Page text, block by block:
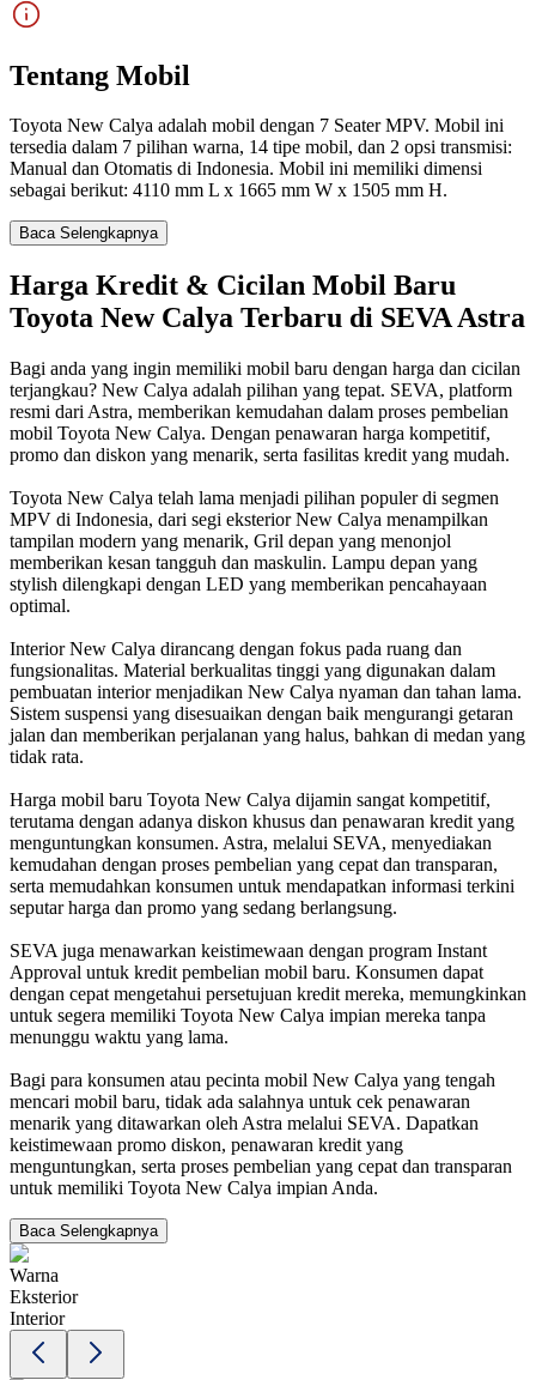
Tentang Mobil
Toyota New Calya adalah mobil dengan 7 Seater MPV. Mobil ini
tersedia dalam 7 pilihan warna, 14 tipe mobil, dan 2 opsi transmisi:
Manual dan Otomatis di Indonesia. Mobil ini memiliki dimensi
sebagai berikut: 4110 mm L x 1665 mm W x 1505 mm H.
Baca Selengkapnya
Harga Kredit & Cicilan Mobil Baru
Toyota New Calya Terbaru di SEVA Astra
Bagi anda yang ingin memiliki mobil baru dengan harga dan cicilan
terjangkau? New Calya adalah pilihan yang tepat. SEVA, platform
resmi dari Astra, memberikan kemudahan dalam proses pembelian
mobil Toyota New Calya. Dengan penawaran harga kompetitif,
promo dan diskon yang menarik, serta fasilitas kredit yang mudah.
Toyota New Calya telah lama menjadi pilihan populer di segmen
MPV di Indonesia, dari segi eksterior New Calya menampilkan
tampilan modern yang menarik, Gril depan yang menonjol
memberikan kesan tangguh dan maskulin. Lampu depan yang
stylish dilengkapi dengan LED yang memberikan pencahayaan
optimal.
Interior New Calya dirancang dengan fokus pada ruang dan
fungsionalitas. Material berkualitas tinggi yang digunakan dalam
pembuatan interior menjadikan New Calya nyaman dan tahan lama.
Sistem suspensi yang disesuaikan dengan baik mengurangi getaran
jalan dan memberikan perjalanan yang halus, bahkan di medan yang
tidak rata.
Harga mobil baru Toyota New Calya dijamin sangat kompetitif,
terutama dengan adanya diskon khusus dan penawaran kredit yang
menguntungkan konsumen. Astra, melalui SEVA, menyediakan
kemudahan dengan proses pembelian yang cepat dan transparan,
serta memudahkan konsumen untuk mendapatkan informasi terkini
seputar harga dan promo yang sedang berlangsung.
SEVA juga menawarkan keistimewaan dengan program Instant
Approval untuk kredit pembelian mobil baru. Konsumen dapat
dengan cepat mengetahui persetujuan kredit mereka, memungkinkan
untuk segera memiliki Toyota New Calya impian mereka tanpa
menunggu waktu yang lama.
Bagi para konsumen atau pecinta mobil New Calya yang tengah
mencari mobil baru, tidak ada salahnya untuk cek penawaran
menarik yang ditawarkan oleh Astra melalui SEVA. Dapatkan
keistimewaan promo diskon, penawaran kredit yang
menguntungkan, serta proses pembelian yang cepat dan transparan
untuk memiliki Toyota New Calya impian Anda.
Baca Selengkapnya
Warna
Eksterior
Interior